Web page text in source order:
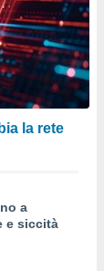
la rete
a
e siccità